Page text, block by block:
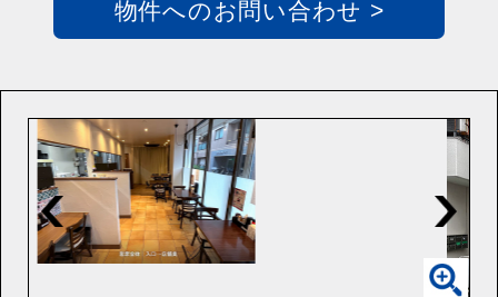
物件へのお問い合わせ >